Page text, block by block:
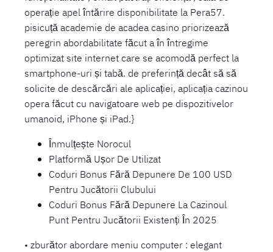
operație apel întărire disponibilitate la Pera57.
pisicuță academie de acadea casino priorizează
peregrin abordabilitate făcut a în întregime
optimizat site internet care se acomodă perfect la
smartphone-uri și tabă. de preferință decât să să
solicite de descărcări ale aplicației, aplicația cazinou
opera făcut cu navigatoare web pe dispozitivelor
umanoid, iPhone și iPad.}
Înmulțește Norocul
Platformă Ușor De Utilizat
Coduri Bonus Fără Depunere De 100 USD
Pentru Jucătorii Clubului
Coduri Bonus Fără Depunere La Cazinoul
Punt Pentru Jucătorii Existenți În 2025
• zburător abordare meniu computer : elegant